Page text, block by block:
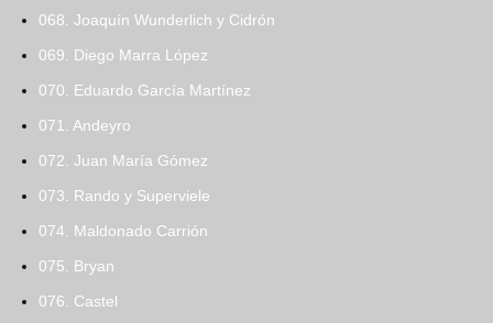
068. Joaquín Wunderlich y Cidrón
069. Diego Marra López
070. Eduardo García Martínez
071. Andeyro
072. Juan María Gómez
073. Rando y Superviele
074. Maldonado Carrión
075. Bryan
076. Castel